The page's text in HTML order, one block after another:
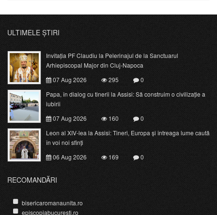
ULTIMELE ȘTIRI
Invitația PF Claudiu la Pelerinajul de la Sanctuarul
Arhiepiscopal Major din Cluj-Napoca
07 Aug 2026
295
0
Papa, în dialog cu tinerii la Assisi: Să construim o civilizație a
iubirii
07 Aug 2026
160
0
Leon al XIV-lea la Assisi: Tineri, Europa și întreaga lume caută
în voi noi sfinți
06 Aug 2026
169 0
RECOMANDĂRI
bisericaromanaunita.ro
episcopiabucuresti.ro